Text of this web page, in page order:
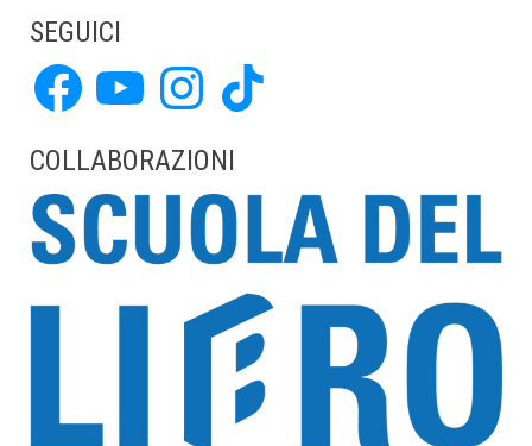
SEGUICI
FacebookYouTube Instagram TikTok
COLLABORAZIONI